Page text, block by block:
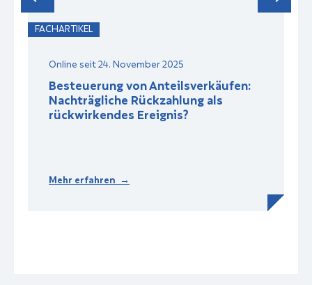
FACHARTIKEL
Online seit 24. November 2025
Besteuerung von Anteilsverkäufen:
Nachträgliche Rückzahlung als
rückwirkendes Ereignis?
Mehr erfahren →